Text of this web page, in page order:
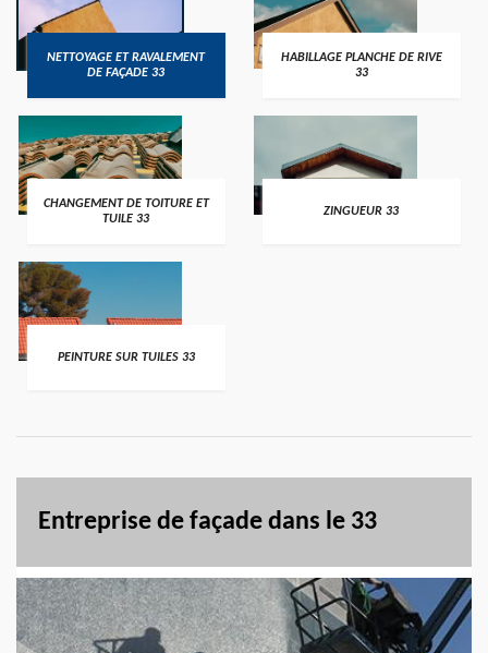
NETTOYAGE ET RAVALEMENT
DE FAÇADE 33
HABILLAGE PLANCHE DE RIVE
33
CHANGEMENT DE TOITURE ET
TUILE 33
ZINGUEUR 33
PEINTURE SUR TUILES 33
Entreprise de façade dans le 33